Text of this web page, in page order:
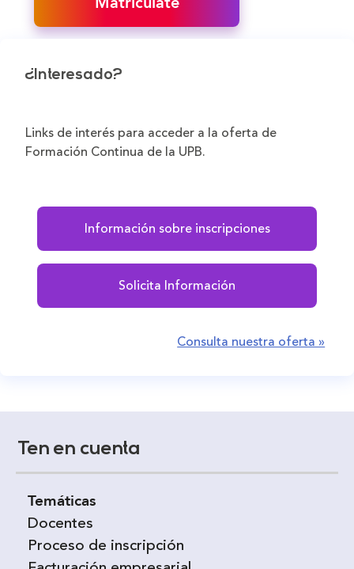
¿Interesado?
Links de interés para acceder a la oferta de
Formación Continua de la UPB.
Información sobre inscripciones
Solicita Información
Consulta nuestra oferta »
Ten en cuenta
Temáticas
Docentes
Proceso de inscripción